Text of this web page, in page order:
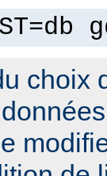
choix